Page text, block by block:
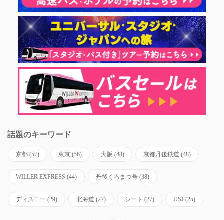
話題のキーワード
京都 (57) 東京 (56) 大阪 (48) 京都丹後鉄道 (48)
WILLER EXPRESS (44) 丹後くろまつ号 (38)
ディズニー (29) 北海道 (27) シート (27) USJ (25)